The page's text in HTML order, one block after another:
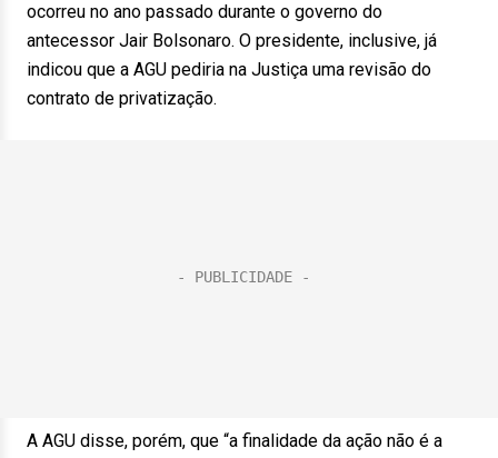
ocorreu no ano passado durante o governo do
antecessor Jair Bolsonaro. O presidente, inclusive, já
indicou que a AGU pediria na Justiça uma revisão do
contrato de privatização.
A AGU disse, porém, que “a finalidade da ação não é a